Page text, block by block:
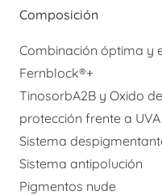
Composición
Combinación óptima y
Fernblock®+
TinosorbA2B y Oxido
protección frente a
Sistema
Sistema antipolución
Pigmentos nude